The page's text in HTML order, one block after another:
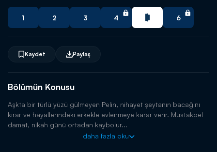
🔥 Yeni trend dizileri istediğin zaman izle.
Uygulamayı İndir
Bölümün Konusu
Aşkta bir türlü yüzü gülmeyen Pelin, nihayet şeytanın bacağını
kırar ve hayallerindeki erkekle evlenmeye karar verir. Müstakbel
damat, nikah günü ortadan kaybolur...
daha fazla oku
Kaydet Paylaş
1 2 3 4 6